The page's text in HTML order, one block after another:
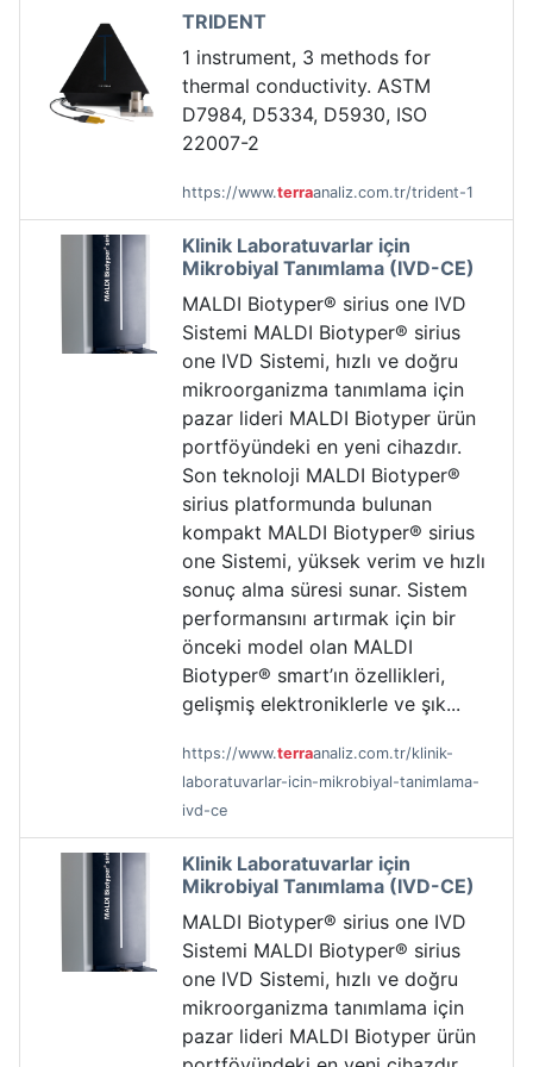
TRIDENT
1 instrument, 3 methods for
thermal conductivity. ASTM
D7984, D5334, D5930, ISO
22007-2
https://www.terraanaliz.com.tr/trident-1
Klinik Laboratuvarlar için
Mikrobiyal Tanımlama (IVD-CE)
MALDI Biotyper® sirius one IVD
Sistemi MALDI Biotyper® sirius
one IVD Sistemi, hızlı ve doğru
mikroorganizma tanımlama için
pazar lideri MALDI Biotyper ürün
portföyündeki en yeni cihazdır.
Son teknoloji MALDI Biotyper®
sirius platformunda bulunan
kompakt MALDI Biotyper® sirius
one Sistemi, yüksek verim ve hızlı
sonuç alma süresi sunar. Sistem
performansını artırmak için bir
önceki model olan MALDI
Biotyper® smart’ın özellikleri,
gelişmiş elektroniklerle ve şık...
https://www.terraanaliz.com.tr/klinik-
laboratuvarlar-icin-mikrobiyal-tanimlama-
ivd-ce
Klinik Laboratuvarlar için
Mikrobiyal Tanımlama (IVD-CE)
MALDI Biotyper® sirius one IVD
Sistemi MALDI Biotyper® sirius
one IVD Sistemi, hızlı ve doğru
mikroorganizma tanımlama için
pazar lideri MALDI Biotyper ürün